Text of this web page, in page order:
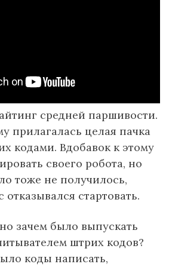
средней паршивости.
прилагалась целая пачка
кодами. Вдобавок к этому
своего робота, но
тоже не получилось,
стартовать.
зачем было выпускать
штрих кодов?
коды написать,